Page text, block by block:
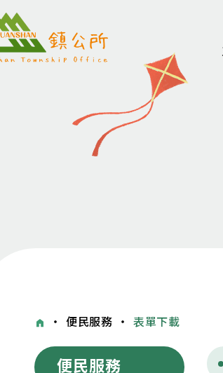
・ 便民服務 ・ 表單下載
便民服務